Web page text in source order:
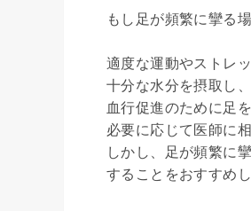
もし足が頻繁に攣る
適度な運動やストレ
十分な水分を摂取し
血行促進のために足
必要に応じて医師に
しかし、足が頻繁に
することをおすすめし